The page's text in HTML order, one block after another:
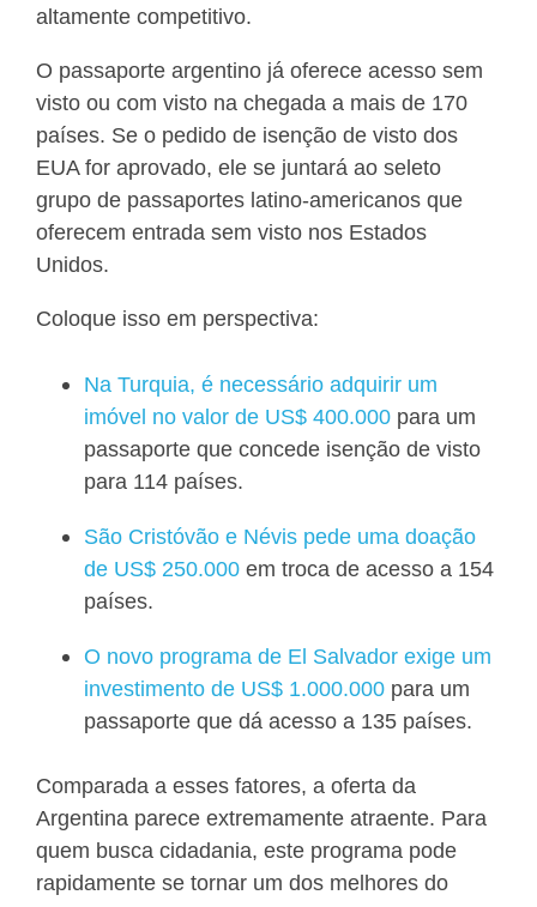
altamente competitivo.
O passaporte argentino já oferece acesso sem
visto ou com visto na chegada a mais de 170
países. Se o pedido de isenção de visto dos
EUA for aprovado, ele se juntará ao seleto
grupo de passaportes latino-americanos que
oferecem entrada sem visto nos Estados
Unidos.
Coloque isso em perspectiva:
Na Turquia, é necessário adquirir um
imóvel no valor de US$ 400.000 para um
passaporte que concede isenção de visto
para 114 países.
São Cristóvão e Névis pede uma doação
de US$ 250.000 em troca de acesso a 154
países.
O novo programa de El Salvador exige um
investimento de US$ 1.000.000 para um
passaporte que dá acesso a 135 países.
Comparada a esses fatores, a oferta da
Argentina parece extremamente atraente. Para
quem busca cidadania, este programa pode
rapidamente se tornar um dos melhores do